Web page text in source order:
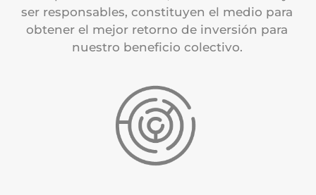
ser responsables, constituyen el medio para
obtener el mejor retorno de inversión para
nuestro beneficio colectivo.